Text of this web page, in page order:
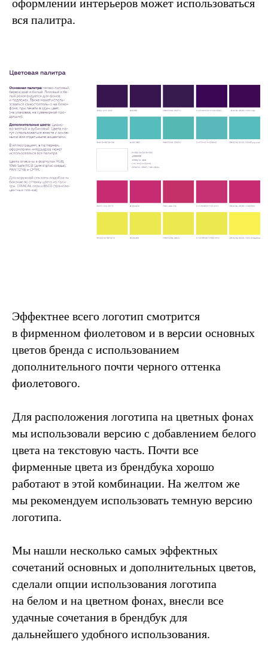
оформлении интерьеров может использоваться
вся палитра.
Эффектнее всего логотип смотрится
в фирменном фиолетовом и в версии основных
цветов бренда с использованием
дополнительного почти черного оттенка
фиолетового.
Для расположения логотипа на цветных фонах
мы использовали версию с добавлением белого
цвета на текстовую часть. Почти все
фирменные цвета из брендбука хорошо
работают в этой комбинации. На желтом же
мы рекомендуем использовать темную версию
логотипа.
Мы нашли несколько самых эффектных
сочетаний основных и дополнительных цветов,
сделали опции использования логотипа
на белом и на цветном фонах, внесли все
удачные сочетания в брендбук для
дальнейшего удобного использования.